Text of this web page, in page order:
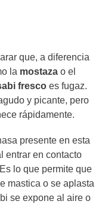
que, a diferencia
la mostaza o el
fresco es fugaz.
y picante, pero
rápidamente.
presente en esta
entrar en contacto
lo que permite que
mastica o se aplasta
se expone al aire o